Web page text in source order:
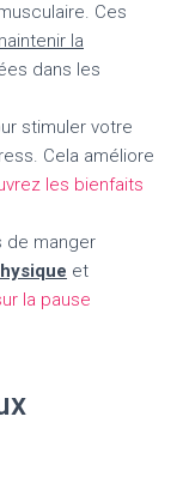
Ces
la
dans les
stimuler votre
Cela améliore
les bienfaits
de manger
et
la pause